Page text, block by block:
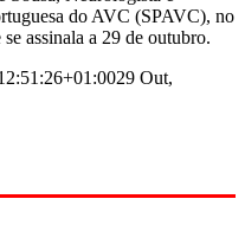
do AVC (SPAVC), no
assinala a 29 de outubro.
29 Out,